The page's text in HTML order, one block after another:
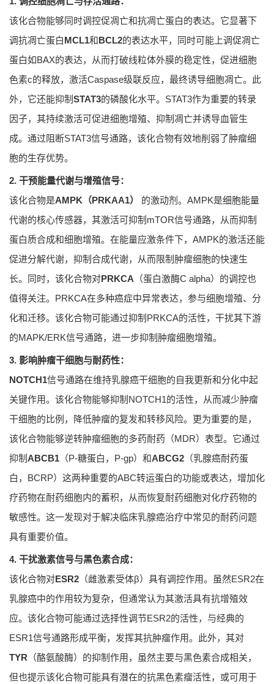
该化合物能够同时调控促凋亡和抗凋亡蛋白的表达。它显著下
调抗凋亡蛋白MCL1和BCL2的表达水平，同时可能上调促凋亡
蛋白如BAX的表达，从而打破线粒体外膜的稳定性，促进细胞
色素c的释放，激活Caspase级联反应，最终诱导细胞凋亡。此
外，它还能抑制STAT3的磷酸化水平。STAT3作为重要的转录
因子，其持续激活可促进细胞增殖、抑制凋亡并诱导血管生
成。通过阻断STAT3信号通路，该化合物有效地削弱了肿瘤细
胞的生存优势。
2. 干预能量代谢与增殖信号：
该化合物是AMPK（PRKAA1）
的激动剂。AMPK是细胞能量
代谢的核心传感器，其激活可抑制mTOR信号通路，从而抑制
蛋白质合成和细胞增殖。在能量应激条件下，AMPK的激活还能
促进分解代谢，抑制合成代谢，从而限制肿瘤细胞的快速生
长。同时，该化合物对PRKCA （蛋白激酶C alpha）的调控也
值得关注。PRKCA在多种癌症中异常表达，参与细胞增殖、分
化和迁移。该化合物可能通过抑制PRKCA的活性，干扰其下游
的MAPK/ERK信号通路，进一步抑制肿瘤细胞增殖。
3. 影响肿瘤干细胞与耐药性：
NOTCH1信号通路在维持乳腺癌干细胞的自我更新和分化中起
关键作用。该化合物能够抑制NOTCH1的活性，从而减少肿瘤
干细胞的比例，降低肿瘤的复发和转移风险。更为重要的是，
该化合物能够逆转肿瘤细胞的多药耐药（MDR）表型。它通过
抑制ABCB1 （P-糖蛋白，P-gp）和ABCG2 （乳腺癌耐药蛋
白，BCRP）这两种重要的ABC转运蛋白的功能或表达，增加化
疗药物在耐药细胞内的蓄积，从而恢复耐药细胞对化疗药物的
敏感性。这一发现对于解决临床乳腺癌治疗中常见的耐药问题
具有重要价值。
4. 干扰激素信号与黑色素合成：
该化合物对ESR2 （雌激素受体β）具有调控作用。虽然ESR2在
乳腺癌中的作用较为复杂，但通常认为其激活具有抗增殖效
应。该化合物可能通过选择性调节ESR2的活性，与经典的
ESR1信号通路形成平衡，发挥其抗肿瘤作用。此外，其对
TYR （酪氨酸酶）的抑制作用，虽然主要与黑色素合成相关，
但也提示该化合物可能具有潜在的抗黑色素瘤活性，或可用于